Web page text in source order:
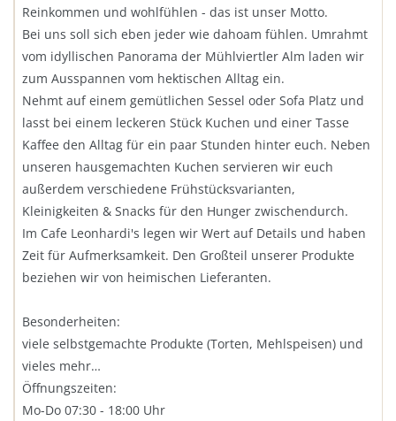
Reinkommen und wohlfühlen - das ist unser Motto.
Bei uns soll sich eben jeder wie dahoam fühlen. Umrahmt
vom idyllischen Panorama der Mühlviertler Alm laden wir
zum Ausspannen vom hektischen Alltag ein.
Nehmt auf einem gemütlichen Sessel oder Sofa Platz und
lasst bei einem leckeren Stück Kuchen und einer Tasse
Kaffee den Alltag für ein paar Stunden hinter euch. Neben
unseren hausgemachten Kuchen servieren wir euch
außerdem verschiedene Frühstücksvarianten,
Kleinigkeiten & Snacks für den Hunger zwischendurch.
Im Cafe Leonhardi's legen wir Wert auf Details und haben
Zeit für Aufmerksamkeit. Den Großteil unserer Produkte
beziehen wir von heimischen Lieferanten.
Besonderheiten:
viele selbstgemachte Produkte (Torten, Mehlspeisen) und
vieles mehr…
Öffnungszeiten:
Mo-Do 07:30 - 18:00 Uhr